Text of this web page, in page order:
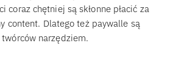
coraz chętniej są skłonne płacić za
content. Dlatego też paywalle są
narzędziem.